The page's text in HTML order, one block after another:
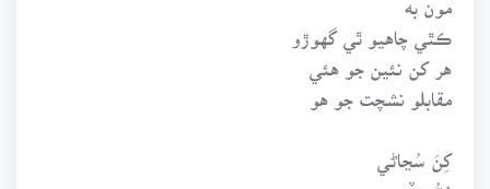
ڪٿي چاهيو ٿي گهوڙو
هر کن نئين جو هئي
مقابلو نشچت جو هو
کِنَ سُڃاڻي
نِتُ ڇڏي